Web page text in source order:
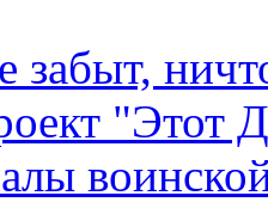
забыт,
"Этот